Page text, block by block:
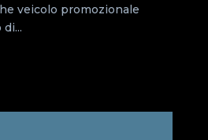
veicolo promozionale